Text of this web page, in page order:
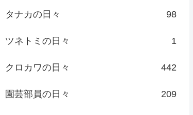
タナカの日々 98
ツネトミの日々 1
クロカワの日々 442
園芸部員の日々 209